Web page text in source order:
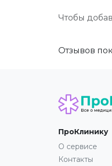
Чтобы
Отзывов
ПроКлинику
О сервисе
Контакты